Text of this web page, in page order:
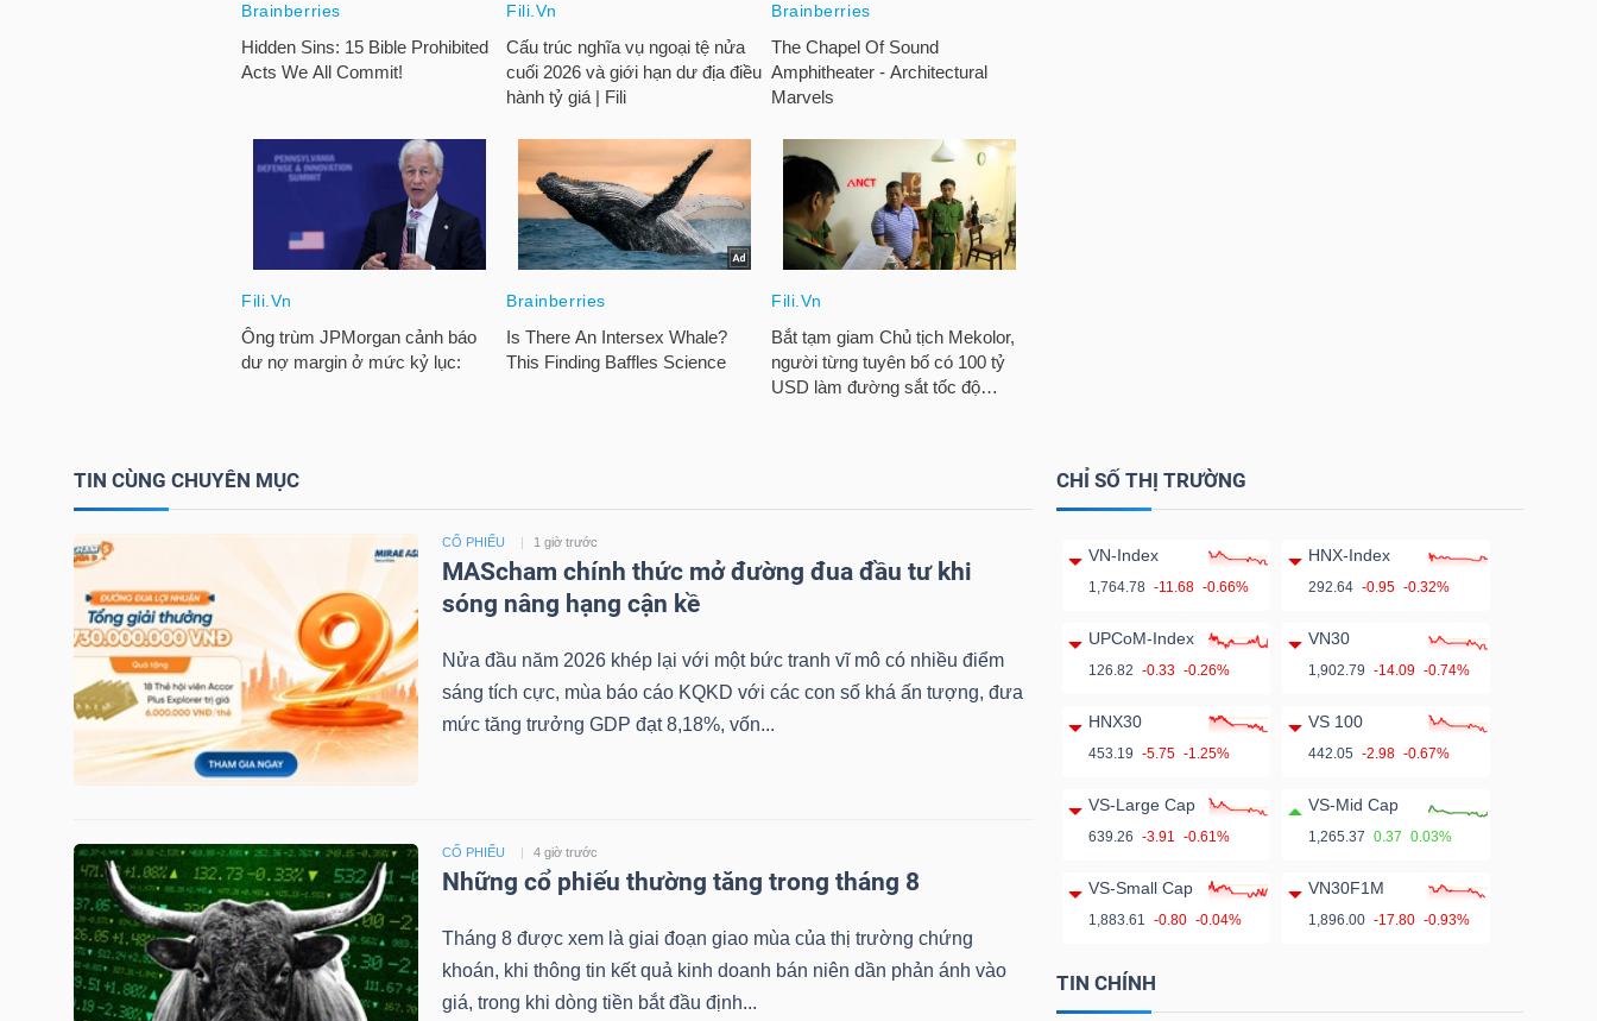
TIN CÙNG CHUYÊN MỤC
CỔ PHIẾU 1 giờ trước
MAScham chính thức mở đường đua đầu tư khi
sóng nâng hạng cận kề
Nửa đầu năm 2026 khép lại với một bức tranh vĩ mô có nhiều điểm
sáng tích cực, mùa báo cáo KQKD với các con số khá ấn tượng, đưa
mức tăng trưởng GDP đạt 8,18%, vốn...
CỔ PHIẾU 4 giờ trước
Những cổ phiếu thường tăng trong tháng 8
Tháng 8 được xem là giai đoạn giao mùa của thị trường chứng
khoán, khi thông tin kết quả kinh doanh bán niên dần phản ánh vào
giá, trong khi dòng tiền bắt đầu định...
CHỈ SỐ THỊ TRƯỜNG
VN-Index
1,764.78 -11.68 -0.66%
HNX-Index
292.64 -0.95 -0.32%
UPCoM-Index
126.82 -0.33 -0.26%
VN30
1,902.79 -14.09 -0.74%
HNX30
453.19 -5.75 -1.25%
VS 100
442.05 -2.98 -0.67%
VS-Large Cap
639.26 -3.91 -0.61%
VS-Mid Cap
1,265.37 0.37 0.03%
VS-Small Cap
1,883.61 -0.80 -0.04%
VN30F1M
1,896.00 -17.80 -0.93%
TIN CHÍNH
PHIẾU
PHÁI
SINH
CÔNG
ĐẦU